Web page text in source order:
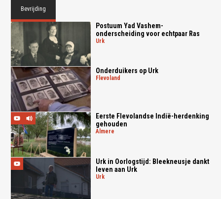
Bevrijding
Postuum Yad Vashem-
onderscheiding voor echtpaar Ras
urk
Onderduikers op Urk
flevoland
Eerste Flevolandse Indië-herdenking
gehouden
almere
Urk in Oorlogstijd: Bleekneusje dankt
leven aan Urk
urk